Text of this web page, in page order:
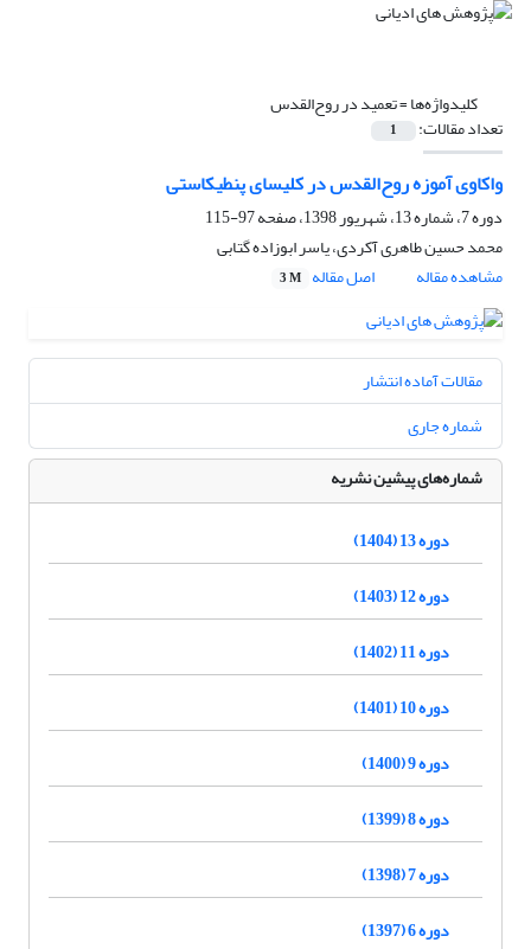
کلیدواژه‌ها =تعمید در روح‌القدس
تعداد مقالات: 1
واکاوی آموزه روح‌القدس در کلیسای پنطیکاستی
دوره 7، شماره 13، شهریور 1398، صفحه
97-115
محمد حسین طاهری آکردی، یاسر ابوزاده گتابی
مشاهده مقاله
اصل مقاله 3 M
مقالات آماده انتشار
شماره جاری
شماره‌های پیشین نشریه
دوره 13 (1404)
دوره 12 (1403)
دوره 11 (1402)
دوره 10 (1401)
دوره 9 (1400)
دوره 8 (1399)
دوره 7 (1398)
دوره 6 (1397)